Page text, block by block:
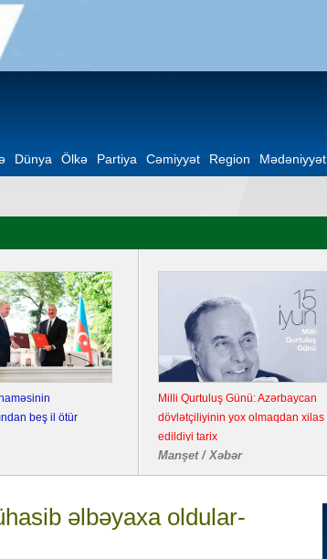
Dünya Ölkə Partiya Cəmiyyət Region Mədəniyyət
beş il ötür
Milli Qurtuluş Günü: Azərbaycan
dövlətçiliyinin yox olmaqdan xilas
edildiyi tarix
Manşet / Xəbər
əlbəyaxa oldular-